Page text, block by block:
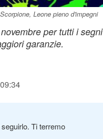
Leone pieno d'impegni
per tutti i segni
garanzie.
Ti terremo